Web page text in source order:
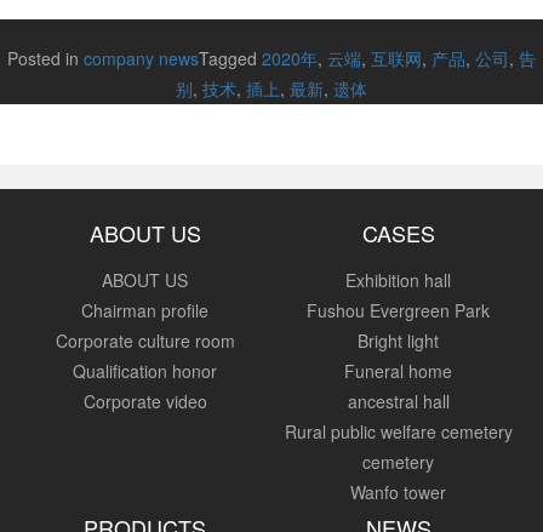
Posted in company newsTagged 2020年, 云端, 互联网, 产品, 公司, 告
别, 技术, 插上, 最新, 遗体
ABOUT US
ABOUT US
Chairman profile
Corporate culture room
Qualification honor
Corporate video
CASES
Exhibition hall
Fushou Evergreen Park
Bright light
Funeral home
ancestral hall
Rural public welfare cemetery
cemetery
Wanfo tower